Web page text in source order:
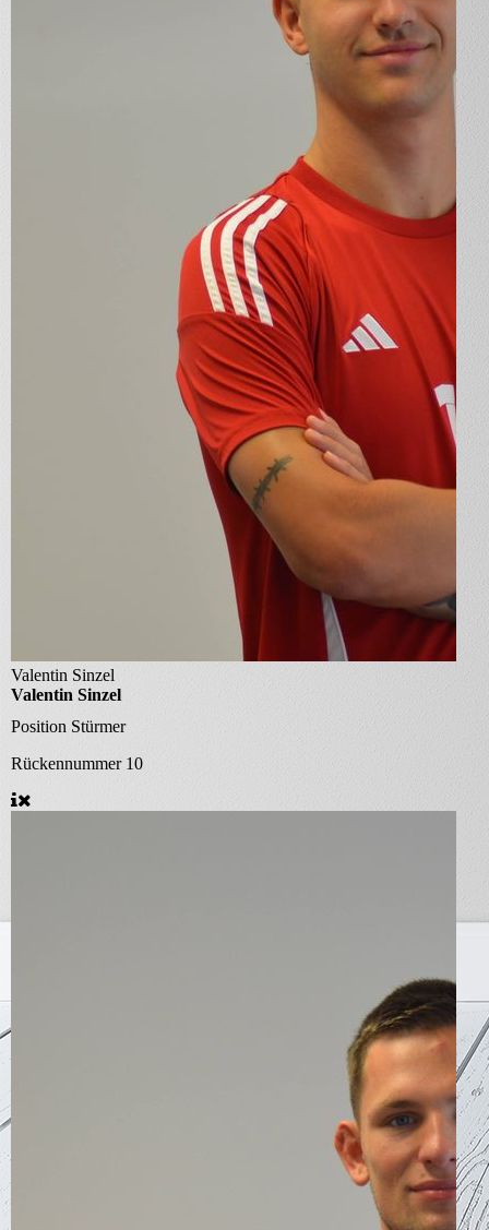
Valentin Sinzel
Valentin Sinzel
Position Stürmer
Rückennummer 10